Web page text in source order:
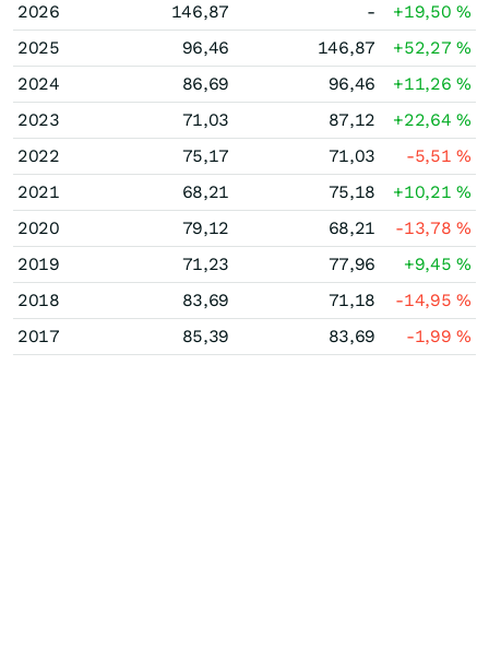
2026
146,87 - +19,50%
2025
96,46 146,87 +52,27%
2024
86,69 96,46 +11,26%
2023
71,03 87,12 +22,64%
2022
75,17 71,03 -5,51%
2021
68,21 75,18 +10,21%
2020
79,12 68,21 -13,78%
2019
71,23 77,96 +9,45%
2018
83,69 71,18 -14,95%
2017
85,39 83,69 -1,99%